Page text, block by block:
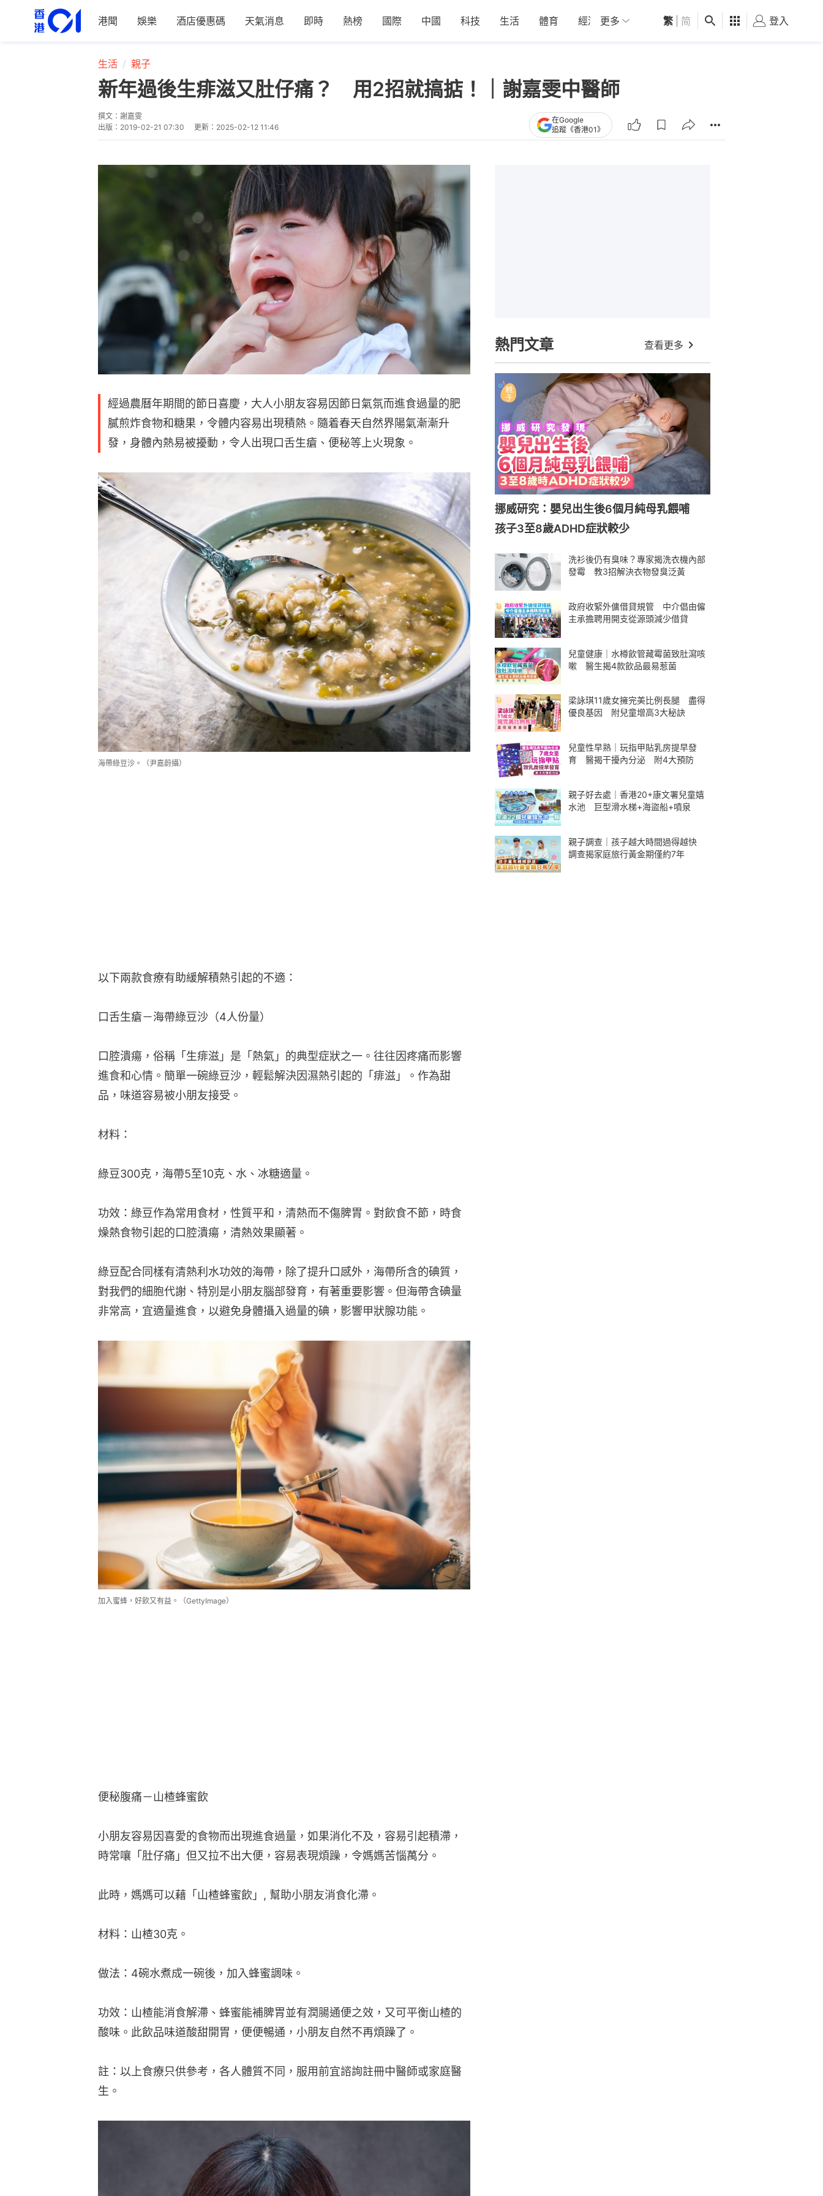
港聞 娛樂 酒店優惠碼 天氣消息 即時 熱榜 國際 中國 科技 生活 體育 經濟 01深圳 觀點 健康 好食玩飛
更多 繁 简 登入
生活 親子
新年過後生痱滋又肚仔痛？ 用2招就搞掂！｜謝嘉雯中醫師
撰文： 謝嘉雯
出版： 2019-02-21 07:30 更新： 2025-02-12 11:46
在Google
追蹤《香港01》
經過農曆年期間的節日喜慶，大人小朋友容易因節日氣氛而進食過量的肥
膩煎炸食物和糖果，令體内容易出現積熱。隨着春天自然界陽氣漸漸升
發，身體內熱易被擾動，令人出現口舌生瘡、便秘等上火現象。
海帶綠豆沙。（尹嘉蔚攝）
以下兩款食療有助緩解積熱引起的不適：
口舌生瘡－海帶綠豆沙（4人份量）
口腔潰瘍，俗稱「生痱滋」是「熱氣」的典型症狀之一。往往因疼痛而影響
進食和心情。簡單一碗綠豆沙，輕鬆解決因濕熱引起的「痱滋」。作為甜
品，味道容易被小朋友接受。
材料：
綠豆300克，海帶5至10克、水、冰糖適量。
功效：綠豆作為常用食材，性質平和，清熱而不傷脾胃。對飲食不節，時食
燥熱食物引起的口腔潰瘍，清熱效果顯著。
綠豆配合同樣有清熱利水功效的海帶，除了提升口感外，海帶所含的碘質，
對我們的細胞代謝、特別是小朋友腦部發育，有著重要影響。但海帶含碘量
非常高，宜適量進食，以避免身體攝入過量的碘，影響甲狀腺功能。
加入蜜蜂，好飲又有益。（GettyImage）
便秘腹痛－山楂蜂蜜飲
小朋友容易因喜愛的食物而出現進食過量，如果消化不及，容易引起積滯，
時常嚷「肚仔痛」但又拉不出大便，容易表現煩躁，令媽媽苦惱萬分。
此時，媽媽可以藉「山楂蜂蜜飲」, 幫助小朋友消食化滯。
材料：山楂30克。
做法：4碗水煮成一碗後，加入蜂蜜調味。
功效：山楂能消食解滯、蜂蜜能補脾胃並有潤腸通便之效，又可平衡山楂的
酸味。此飲品味道酸甜開胃，便便暢通，小朋友自然不再煩躁了。
註：以上食療只供參考，各人體質不同，服用前宜諮詢註冊中醫師或家庭醫
生。
熱門文章 查看更多
挪威研究：嬰兒出生後6個月純母乳餵哺
孩子3至8歲ADHD症狀較少
洗衫後仍有臭味？專家揭洗衣機內部
發霉 教3招解決衣物發臭泛黃
政府收緊外傭借貸規管 中介倡由僱
主承擔聘用開支從源頭減少借貸
兒童健康｜水樽飲管藏霉菌致肚瀉咳
嗽 醫生揭4款飲品最易惹菌
梁詠琪11歲女擁完美比例長腿 盡得
優良基因 附兒童增高3大秘訣
兒童性早熟｜玩指甲貼乳房提早發
育 醫揭干擾內分泌 附4大預防
親子好去處｜香港20+康文署兒童嬉
水池 巨型滑水梯+海盜船+噴泉
親子調查｜孩子越大時間過得越快
調查揭家庭旅行黃金期僅約7年